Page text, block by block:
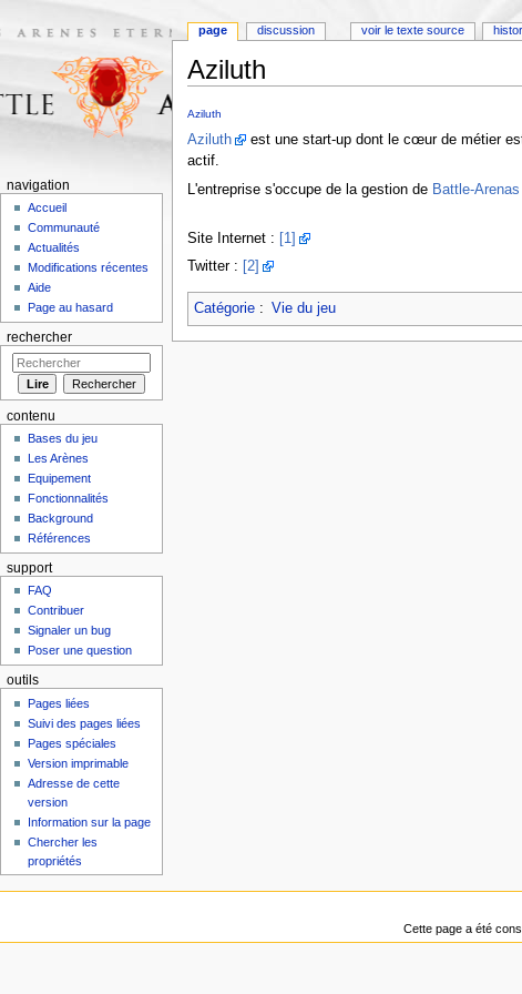
Aziluth
Aziluth
Aziluth
est une start-up dont le cœur de métier
actif.
L'entreprise s'occupe de la gestion de Battle-Arenas
Site Internet :
[1]
Twitter :
[2]
Catégorie: Vie du jeu
page discussion voir le texte source
navigation
Accueil
Communauté
Actualités
Modifications récentes
Aide
Page au hasard
rechercher
contenu
Bases du jeu
Les Arènes
Equipement
Fonctionnalités
Background
Références
support
FAQ
Contribuer
Signaler un bug
Poser une question
outils
Pages liées
Suivi des pages liées
Pages spéciales
Version imprimable
Adresse de cette
version
Information sur la page
Chercher les
propriétés
Cette page a été